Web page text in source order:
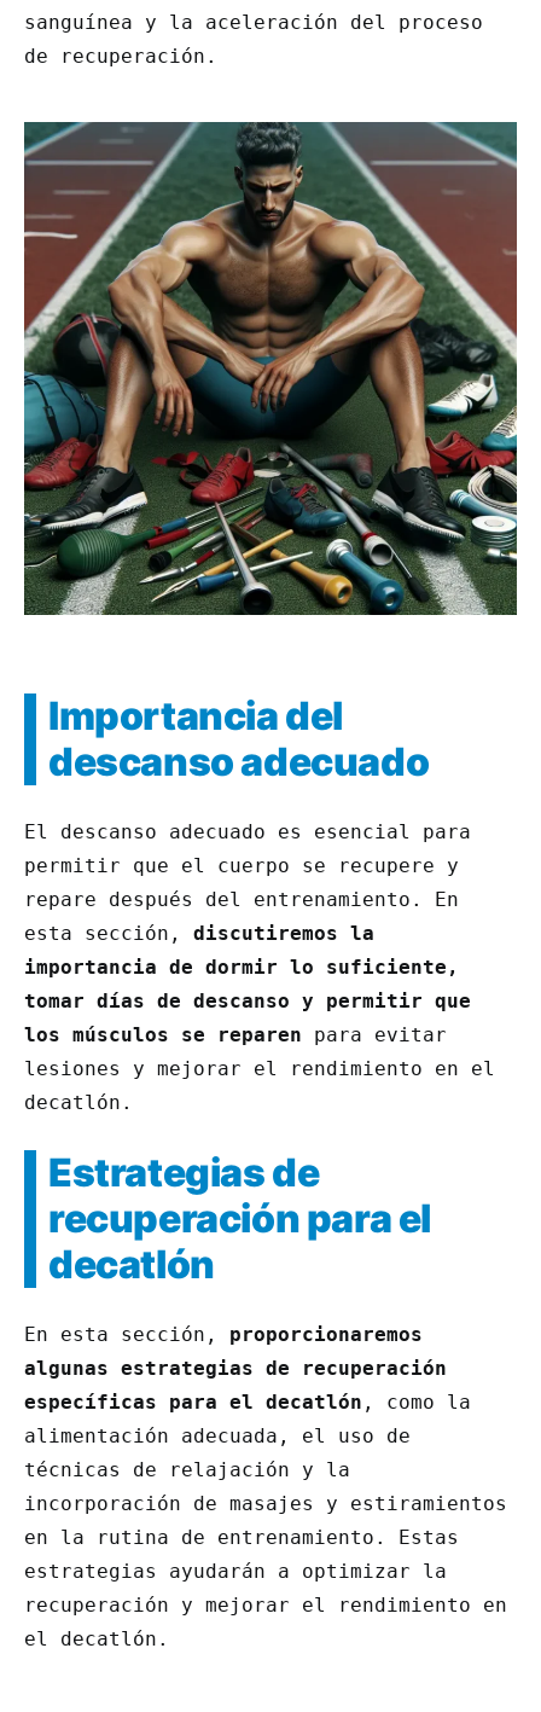
sanguínea y la aceleración del proceso
de recuperación.
Importancia del
descanso adecuado
El descanso adecuado es esencial para
permitir que el cuerpo se recupere y
repare después del entrenamiento. En
esta sección, discutiremos la
importancia de dormir lo suficiente,
tomar días de descanso y permitir que
los músculos se reparen para evitar
lesiones y mejorar el rendimiento en el
decatlón.
Estrategias de
recuperación para el
decatlón
En esta sección, proporcionaremos
algunas estrategias de recuperación
específicas para el decatlón , como la
alimentación adecuada, el uso de
técnicas de relajación y la
incorporación de masajes y estiramientos
en la rutina de entrenamiento. Estas
estrategias ayudarán a optimizar la
recuperación y mejorar el rendimiento en
el decatlón.